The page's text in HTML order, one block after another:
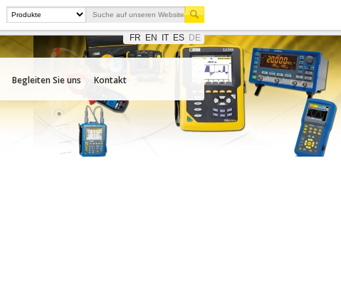
FR EN IT ES DE
Begleiten Sie uns Kontakt